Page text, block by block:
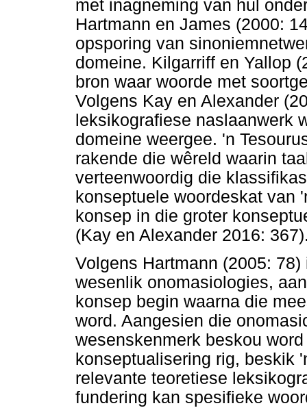
met inagneming van hul
Hartmann en James (2000:
opsporing van
domeine. Kilgarriff en Yallop
bron waar woorde met
Volgens Kay en Alexander
leksikografiese naslaanwerk
domeine weergee. 'n
rakende die wêreld waarin
verteenwoordig die
konseptuele woordeskat van
konsep in die groter
(Kay en Alexander 2016:
Volgens Hartmann (2005:
wesenlik onomasiologies,
konsep begin waarna die
word. Aangesien die
wesenskenmerk beskou
konseptualisering rig, beskik
relevante teoretiese
fundering kan spesifieke